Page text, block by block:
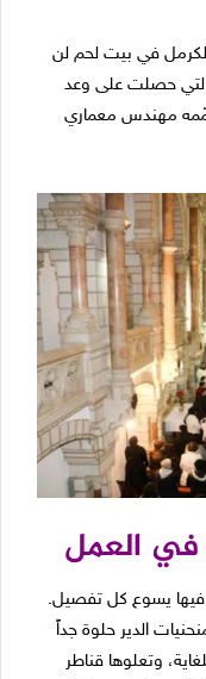
في بيت لحم لن
التي حصلت على وعد
مهندس معماري
في العمل
فيها يسوع كل تفصيل.
الدير حلوة جداً
وتعلوها قناطر